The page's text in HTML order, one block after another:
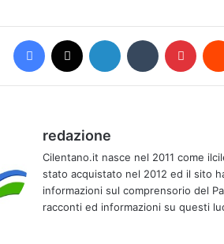
Facebook LinkedIn Tumblr
redazione
Cilentano.it nasce nel 2011 come
stato acquistato nel 2012 ed il sito
informazioni sul comprensorio del
racconti ed informazioni su questi